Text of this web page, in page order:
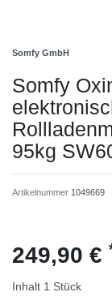
Somfy GmbH
Somfy
95kg
Artikelnummer 1049669
249,90 €
Inhalt 1 Stück